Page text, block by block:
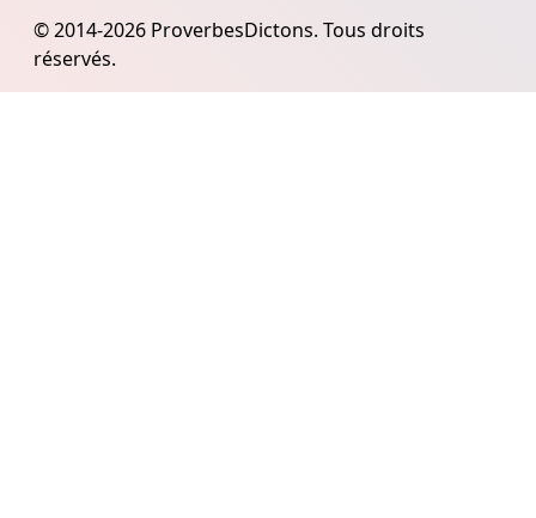
© 2014-2026 ProverbesDictons. Tous droits
réservés.